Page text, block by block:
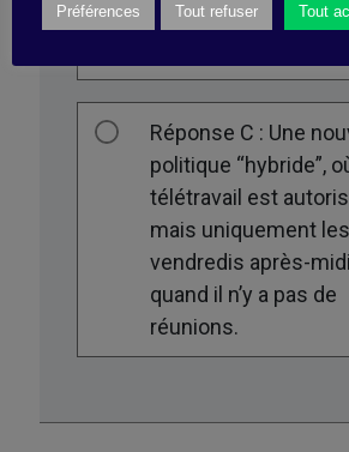
des besoins réels
Réponse C : Une
politique “hybride”,
télétravail est
mais uniquement les
vendredis après-midi
quand il n’y a pas de
réunions.
Préférences Tout refuser Tout